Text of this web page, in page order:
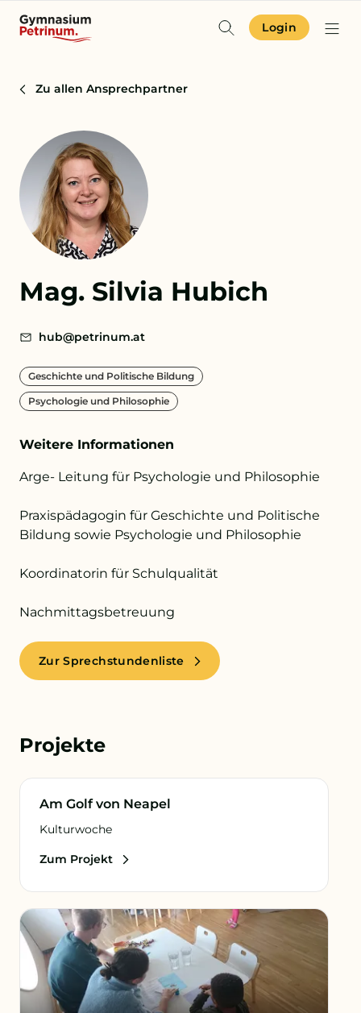
Schulgemeinschaft
Orientierung
Zum Schulkompass
+43 732 736 581 - 4411
schule@petrinum.at
Stellenangebote
Logout
Login
Zu allen Ansprechpartner
Mag. Silvia Hubich
hub@petrinum.at
Geschichte und Politische Bildung
Psychologie und Philosophie
Weitere Informationen
Arge- Leitung für Psychologie und Philosophie
Praxispädagogin für Geschichte und Politische
Bildung sowie Psychologie und Philosophie
Koordinatorin für Schulqualität
Nachmittagsbetreuung
Zur Sprechstundenliste
Projekte
Griechisch
Am Golf von Neapel
Kulturwoche
Zum Projekt